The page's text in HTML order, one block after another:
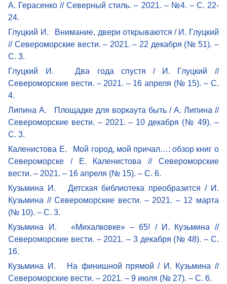
А. Герасенко // Северный стиль. – 2021. – №4. – С. 22-
24.
Глуцкий И. Внимание, двери открываются / И. Глуцкий
// Североморские вести. – 2021. – 22 декабря (№ 51). –
С. 3.
Глуцкий И. Два года спустя / И. Глуцкий //
Североморские вести. – 2021. – 16 апреля (№ 15). – С.
4.
Липина А. Площадке для воркаута быть / А. Липина //
Североморские вести. – 2021. – 10 декабря (№ 49). –
С. 3.
Каленистова Е. Мой город, мой причал…: обзор книг о
Североморске / Е. Каленистова // Североморские
вести. – 2021. – 16 апреля (№ 15). – С. 6.
Кузьмина И. Детская библиотека преобразится / И.
Кузьмина // Североморские вести. – 2021. – 12 марта
(№ 10). – С. 3.
Кузьмина И. «Михалковке» – 65! / И. Кузьмина //
Североморские вести. – 2021. – 3 декабря (№ 48). – С.
16.
Кузьмина И. На финишной прямой / И. Кузьмина //
Североморские вести. – 2021. – 9 июля (№ 27). – С. 6.